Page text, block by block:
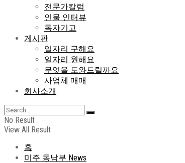
전문가칼럼
인물 인터뷰
독자기고
게시판
일자리 구해요
일자리 원해요
무엇을 도와드릴까요
사업체 매매
회사소개
No Result
View All Result
홈
미주 동남부 News